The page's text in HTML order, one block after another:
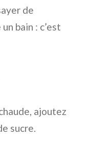
de
bain : c’est
ajoutez
sucre.